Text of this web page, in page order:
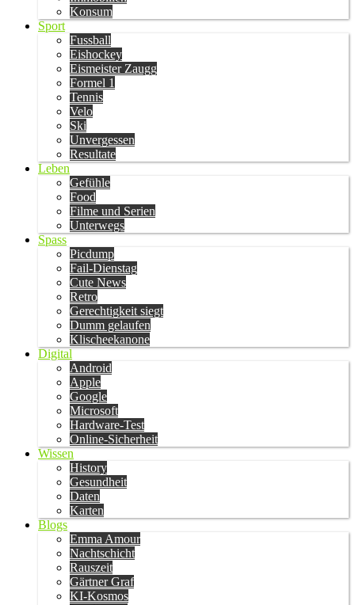
Konsum
Sport
Fussball
Eishockey
Eismeister Zaugg
Formel 1
Tennis
Velo
Ski
Unvergessen
Resultate
Leben
Gefühle
Food
Filme und Serien
Unterwegs
Spass
Picdump
Fail-Dienstag
Cute News
Retro
Gerechtigkeit siegt
Dumm gelaufen
Klischeekanone
Digital
Android
Apple
Google
Microsoft
Hardware-Test
Online-Sicherheit
Wissen
History
Gesundheit
Daten
Karten
Blogs
Emma Amour
Nachtschicht
Rauszeit
Gärtner Graf
KI-Kosmos